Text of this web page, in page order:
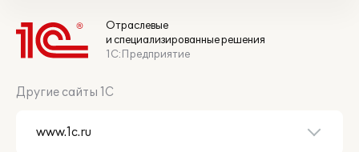
Отраслевые
и специализированные решения
1С:Предприятие
Другие сайты 1С